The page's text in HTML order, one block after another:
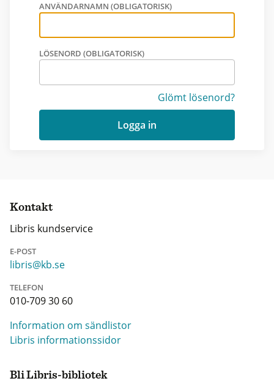
ANVÄNDARNAMN (OBLIGATORISK)
LÖSENORD (OBLIGATORISK)
Glömt lösenord?
Logga in
Kontakt
Libris kundservice
E-POST
libris@kb.se
TELEFON
010-709 30 60
Information om sändlistor
Libris informationssidor
Bli Libris-bibliotek